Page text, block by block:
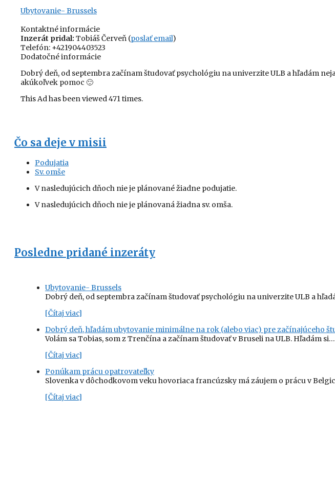
Ubytovanie- Brussels
Kontaktné informácie
Inzerát pridal: Tobiáš Červeň (poslať email)
Telefón: +421904403523
Dodatočné informácie
Dobrý deň, od septembra začínam študovať psychológiu na univerzite ULB a hľadám
akúkoľvek pomoc 🙂
This Ad has been viewed 471 times.
Čo sa deje v misii
Podujatia
Sv. omše
V nasledujúcich dňoch nie je plánované žiadne podujatie.
V nasledujúcich dňoch nie je plánovaná žiadna sv. omša.
Posledne pridané inzeráty
Ubytovanie- Brussels
Dobrý deň, od septembra začínam študovať psychológiu na univerzite ULB a
[Čítaj viac]
Dobrý deň, hľadám ubytovanie minimálne na rok (alebo viac) pre začínajúceho
Volám sa Tobias, som z Trenčína a začínam študovať v Bruseli na ULB. Hľadám si…
[Čítaj viac]
Ponúkam prácu opatrovateľky
Slovenka v dôchodkovom veku hovoriaca francúzsky má záujem o prácu v
[Čítaj viac]